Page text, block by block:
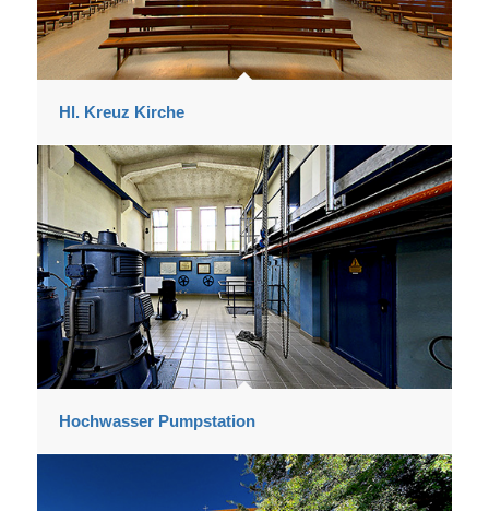
Hl. Kreuz Kirche
Hochwasser Pumpstation